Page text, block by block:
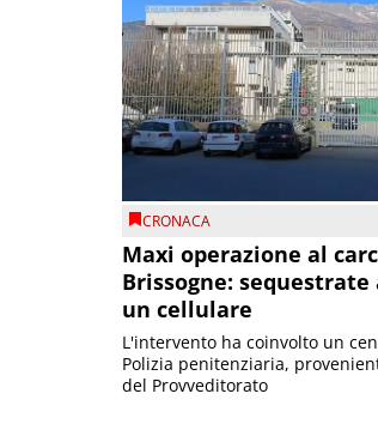
CRONACA
Maxi operazione al
Brissogne:
un cellulare
L'intervento ha coinvolto un
Polizia penitenziaria,
del Provveditorato